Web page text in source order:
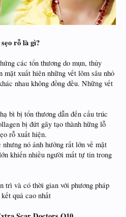
rỗ là gì?
các tổn thương do mụn, thủy
xuất hiên những vết lõm sâu nhỏ
nhau không đồng đều. Những vết
bì bị tổn thương dẫn đến cấu trúc
bị đứt gãy tạo thành hững lỗ
rỗ xuất hiện.
nó ảnh hưởng rất lớn về mặt
khiến nhiều người mất tự tin trong
trì và có thời gian với phương pháp
quả cao nhất